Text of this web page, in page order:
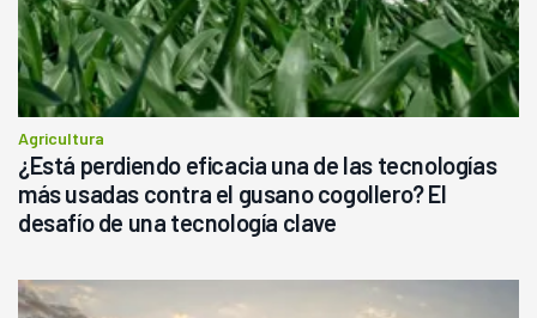
Agricultura
¿Está perdiendo eficacia una de las tecnologías
más usadas contra el gusano cogollero? El
desafío de una tecnología clave